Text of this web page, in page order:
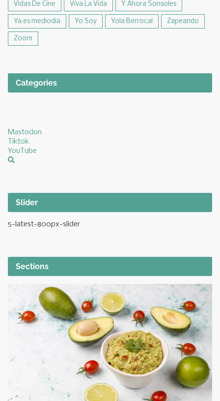
Vidas De Cine Viva La Vida Y Ahora Sonsoles
Ya es mediodia Yo Soy Yola Berrocal Zapeando
Zoom
Categories
Mastodon
Tiktok
YouTube
Slider
5-latest-800px-slider
Sections